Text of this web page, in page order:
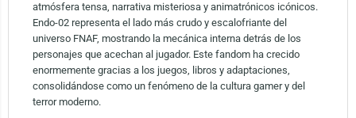
atmósfera tensa, narrativa misteriosa y animatrónicos icónicos.
Endo-02 representa el lado más crudo y escalofriante del
universo FNAF, mostrando la mecánica interna detrás de los
personajes que acechan al jugador. Este fandom ha crecido
enormemente gracias a los juegos, libros y adaptaciones,
consolidándose como un fenómeno de la cultura gamer y del
terror moderno.